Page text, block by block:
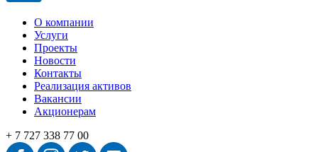
О компании
Услуги
Проекты
Новости
Контакты
Реализация активов
Вакансии
Акционерам
+ 7 727 338 77 00